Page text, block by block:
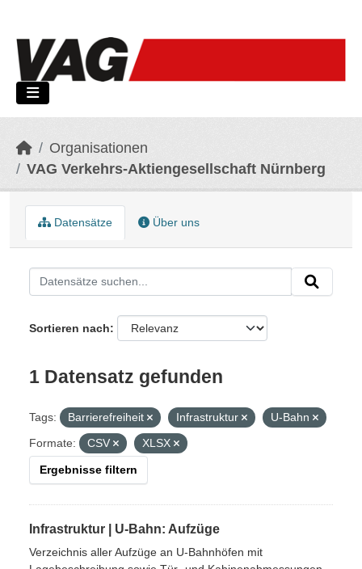
Organisationen
VAG Verkehrs-Aktiengesellschaft Nürnberg
Datensätze Über uns
Sortieren nach
1 Datensatz gefunden
Tags: Barrierefreiheit Infrastruktur
U-Bahn
Formate:
CSV XLSX
Ergebnisse filtern
Infrastruktur | U-Bahn: Aufzüge
Verzeichnis aller Aufzüge an U-Bahnhöfen mit